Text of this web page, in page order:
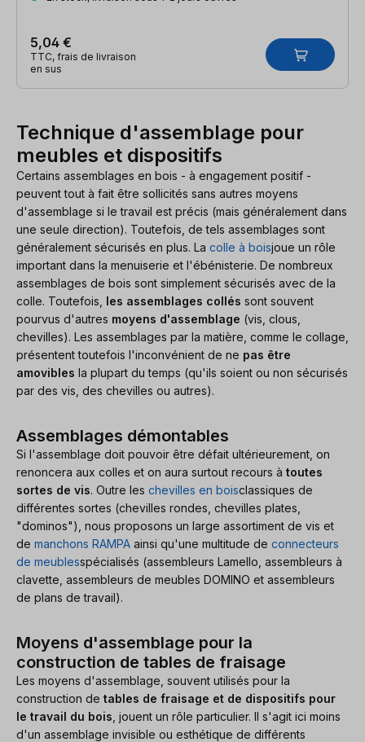
5,04 €
TTC, frais de livraison
en sus
Technique d'assemblage pour
meubles et dispositifs
Certains assemblages en bois - à engagement positif -
peuvent tout à fait être sollicités sans autres moyens
d'assemblage si le travail est précis (mais généralement dans
une seule direction). Toutefois, de tels assemblages sont
généralement sécurisés en plus. La colle à boisjoue un rôle
important dans la menuiserie et l'ébénisterie. De nombreux
assemblages de bois sont simplement sécurisés avec de la
colle. Toutefois, les assemblages collés sont souvent
pourvus d'autres moyens d'assemblage (vis, clous,
chevilles). Les assemblages par la matière, comme le collage,
présentent toutefois l'inconvénient de ne pas être
amovibles la plupart du temps (qu'ils soient ou non sécurisés
par des vis, des chevilles ou autres).
Assemblages démontables
Si l'assemblage doit pouvoir être défait ultérieurement, on
renoncera aux colles et on aura surtout recours à toutes
sortes de vis. Outre les chevilles en boisclassiques de
différentes sortes (chevilles rondes, chevilles plates,
"dominos"), nous proposons un large assortiment de vis et
de manchons RAMPA ainsi qu'une multitude de connecteurs
de meublesspécialisés (assembleurs Lamello, assembleurs à
clavette, assembleurs de meubles DOMINO et assembleurs
de plans de travail).
Moyens d'assemblage pour la
construction de tables de fraisage
Les moyens d'assemblage, souvent utilisés pour la
construction de tables de fraisage et de dispositifs pour
le travail du bois , jouent un rôle particulier. Il s'agit ici moins
d'un assemblage invisible ou esthétique de différents